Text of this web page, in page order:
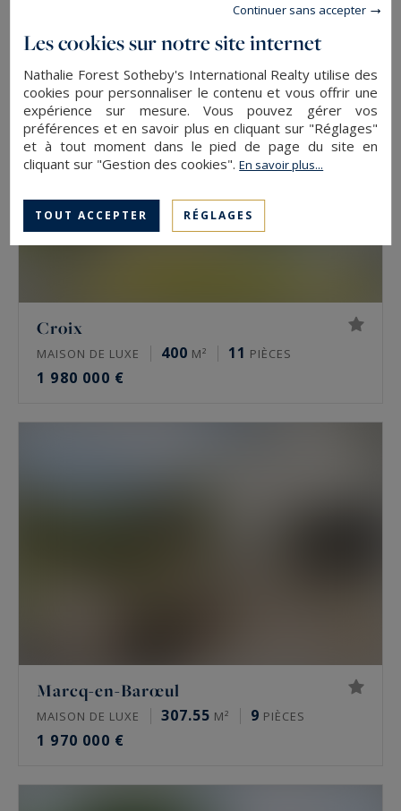
Croix
MAISON DE LUXE 400 M² 11 PIÈCES
1 980 000 €
Marcq-en-Barœul
MAISON DE LUXE 307.55 M² 9 PIÈCES
1 970 000 €
Les cookies sur notre site internet
Nathalie Forest Sotheby's International Realty utilise des
cookies pour personnaliser le contenu et vous offrir une
expérience sur mesure. Vous pouvez gérer vos
préférences et en savoir plus en cliquant sur "Réglages"
et à tout moment dans le pied de page du site en
cliquant sur "Gestion des cookies".En savoir plus...
TOUT ACCEPTER RÉGLAGES
Continuer sans accepter